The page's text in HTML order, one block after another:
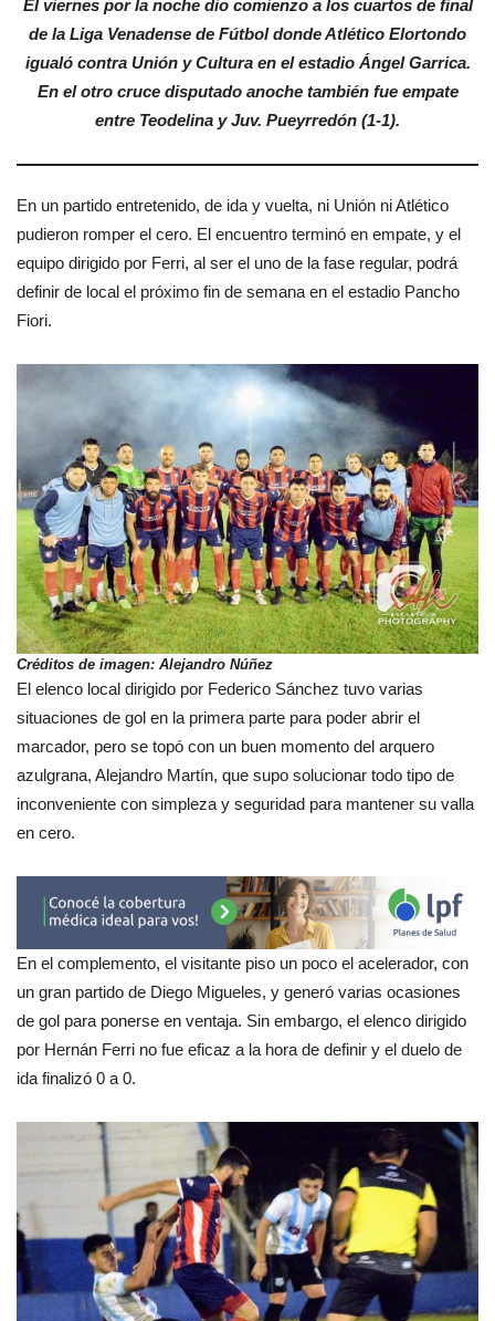
El viernes por la noche dio comienzo a los cuartos de final
de la Liga Venadense de Fútbol donde Atlético Elortondo
igualó contra Unión y Cultura en el estadio Ángel Garrica.
En el otro cruce disputado anoche también fue empate
entre Teodelina y Juv. Pueyrredón (1-1).
En un partido entretenido, de ida y vuelta, ni Unión ni Atlético
pudieron romper el cero. El encuentro terminó en empate, y el
equipo dirigido por Ferri, al ser el uno de la fase regular, podrá
definir de local el próximo fin de semana en el estadio Pancho
Fiori.
Créditos de imagen: Alejandro Núñez
El elenco local dirigido por Federico Sánchez tuvo varias
situaciones de gol en la primera parte para poder abrir el
marcador, pero se topó con un buen momento del arquero
azulgrana, Alejandro Martín, que supo solucionar todo tipo de
inconveniente con simpleza y seguridad para mantener su valla
en cero.
En el complemento, el visitante piso un poco el acelerador, con
un gran partido de Diego Migueles, y generó varias ocasiones
de gol para ponerse en ventaja. Sin embargo, el elenco dirigido
por Hernán Ferri no fue eficaz a la hora de definir y el duelo de
ida finalizó 0 a 0.